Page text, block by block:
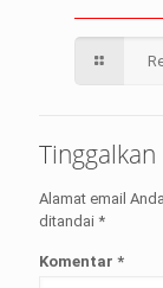
Tinggalkan
Alamat email
ditandai *
Komentar *